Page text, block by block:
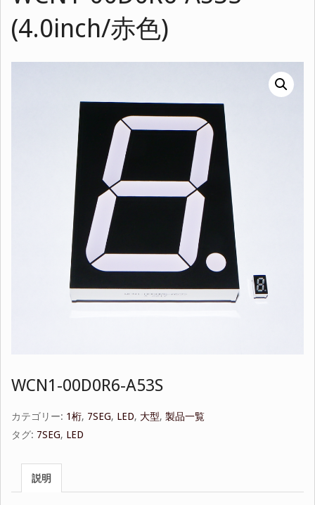
(4.0inch/赤色)
WCN1-00D0R6-A53S
カテゴリー: 1桁, 7SEG, LED, 大型, 製品一覧
タグ: 7SEG, LED
説明